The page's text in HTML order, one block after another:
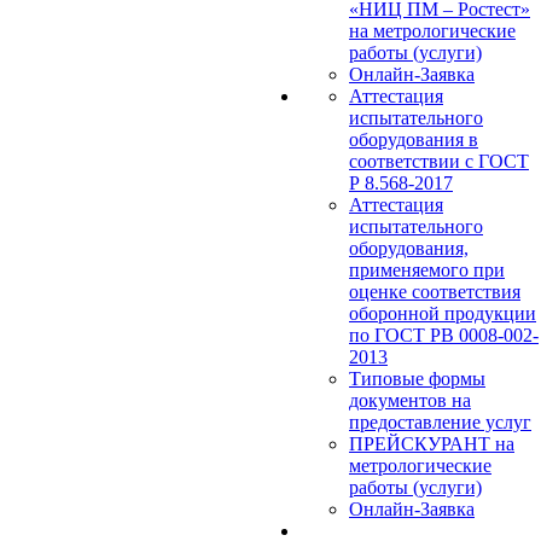
«НИЦ ПМ – Ростест»
на метрологические
работы (услуги)
Онлайн-Заявка
Аттестация
испытательного
оборудования в
соответствии с ГОСТ
Р 8.568-2017
Аттестация
испытательного
оборудования,
применяемого при
оценке соответствия
оборонной продукции
по ГОСТ РВ 0008-002-
2013
Типовые формы
документов на
предоставление услуг
ПРЕЙСКУРАНТ на
метрологические
работы (услуги)
Онлайн-Заявка